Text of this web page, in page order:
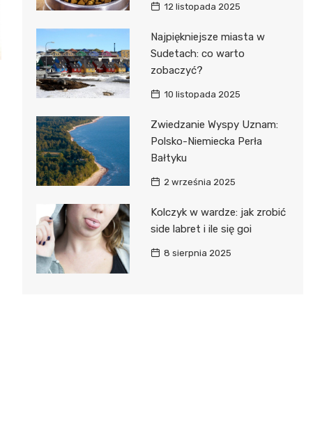
12 listopada 2025
Najpiękniejsze miasta w
Sudetach: co warto
zobaczyć?
10 listopada 2025
Zwiedzanie Wyspy Uznam:
Polsko-Niemiecka Perła
Bałtyku
2 września 2025
Kolczyk w wardze: jak zrobić
side labret i ile się goi
8 sierpnia 2025